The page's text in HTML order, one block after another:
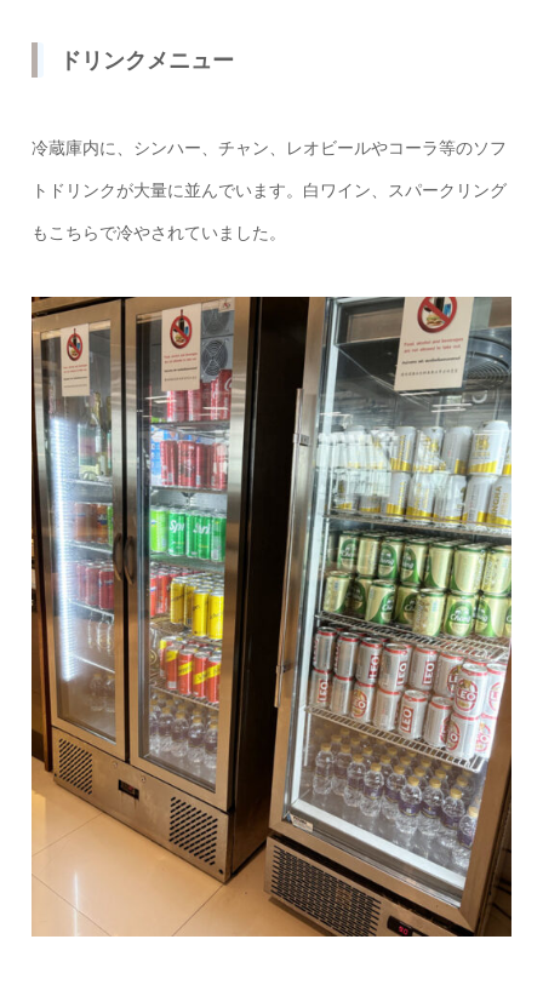
ドリンクメニュー
冷蔵庫内に、シンハー、チャン、レオビールやコーラ等のソフ
トドリンクが大量に並んでいます。白ワイン、スパークリング
もこちらで冷やされていました。